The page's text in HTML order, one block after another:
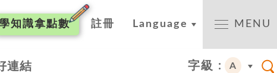
知識拿點數 註冊 Language MENU
連結 字級 : A